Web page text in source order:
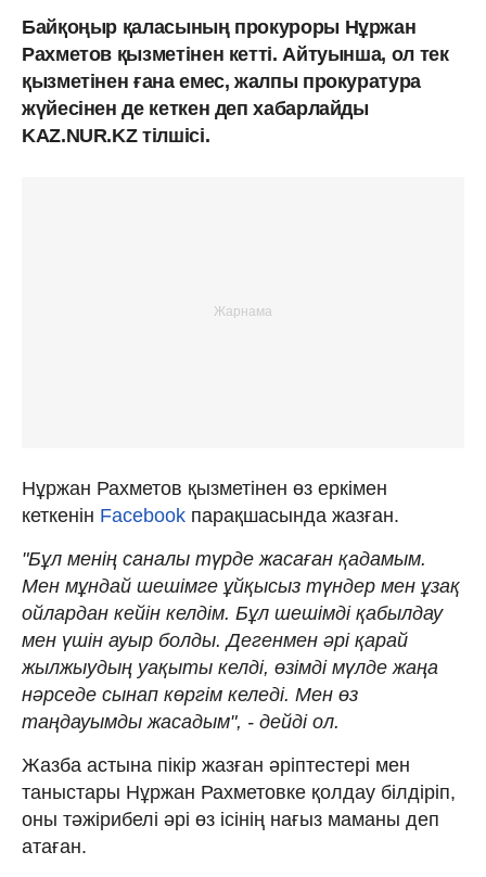
Байқоңыр қаласының прокуроры Нұржан
Рахметов қызметінен кетті. Айтуынша, ол тек
қызметінен ғана емес, жалпы прокуратура
жүйесінен де кеткен деп хабарлайды
KAZ.NUR.KZ тілшісі.
Нұржан Рахметов қызметінен өз еркімен
кеткенін Facebook парақшасында жазған.
"Бұл менің саналы түрде жасаған қадамым.
Мен мұндай шешімге ұйқысыз түндер мен ұзақ
ойлардан кейін келдім. Бұл шешімді қабылдау
мен үшін ауыр болды. Дегенмен әрі қарай
жылжыудың уақыты келді, өзімді мүлде жаңа
нәрседе сынап көргім келеді. Мен өз
таңдауымды жасадым", - дейді ол.
Жазба астына пікір жазған әріптестері мен
таныстары Нұржан Рахметовке қолдау білдіріп,
оны тәжірибелі әрі өз ісінің нағыз маманы деп
атаған.